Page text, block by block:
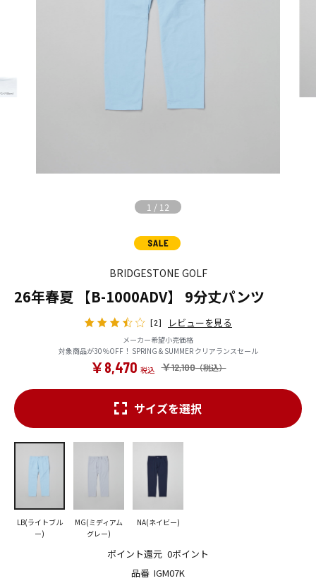
1 / 12
BRIDGESTONE GOLF
26年春夏 【B-1000ADV】 9分丈パンツ
[2] レビューを見る
メーカー希望小売価格
対象商品が30％OFF！ SPRING & SUMMER クリアランスセール
￥12,100
￥8,470
品番 IGM07K
ポイント還元 0ポイント
サイズを選択
LB(ライトブル
ー)
MG(ミディアム
グレー)
NA(ネイビー)